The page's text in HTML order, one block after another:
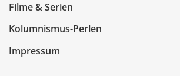
Filme & Serien
Kolumnismus-Perlen
Impressum